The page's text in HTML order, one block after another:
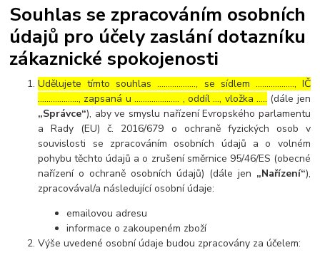
Souhlas se zpracováním osobních
údajů pro účely zaslání dotazníku
zákaznické spokojenosti
Udělujete tímto souhlas ……………..., se sídlem ………………, IČ
………………., zapsaná u ………………… , oddíl …, vložka ….. (dále jen
„Správce“), aby ve smyslu nařízení Evropského parlamentu
a Rady (EU) č. 2016/679 o ochraně fyzických osob v
souvislosti se zpracováním osobních údajů a o volném
pohybu těchto údajů a o zrušení směrnice 95/46/ES (obecné
nařízení o ochraně osobních údajů) (dále jen „Nařízení“),
zpracovával/a následující osobní údaje:
emailovou adresu
informace o zakoupeném zboží
Výše uvedené osobní údaje budou zpracovány za účelem: